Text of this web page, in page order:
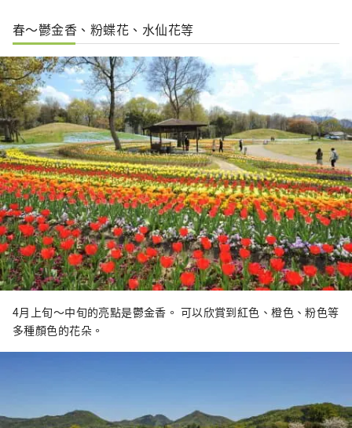
春～鬱金香、粉蝶花、水仙花等
4月上旬～中旬的亮點是鬱金香。 可以欣賞到紅色、橙色、粉色等
多種顏色的花朵。